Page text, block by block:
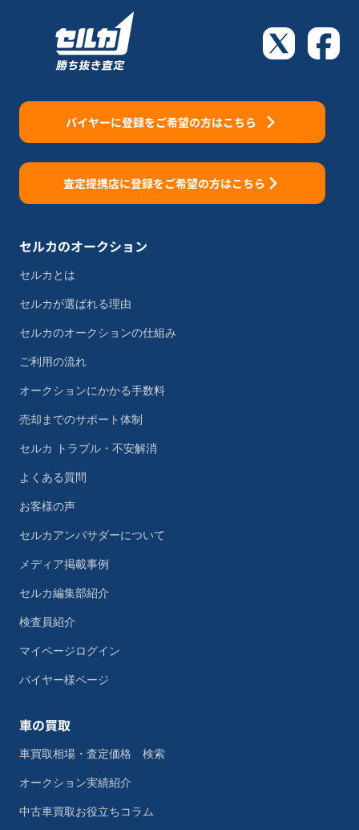
バイヤーに登録をご希望の方はこちら
査定提携店に登録をご希望の方はこちら
セルカのオークション
セルカとは
セルカが選ばれる理由
セルカのオークションの仕組み
ご利用の流れ
オークションにかかる手数料
売却までのサポート体制
セルカ トラブル・不安解消
よくある質問
お客様の声
セルカアンバサダーについて
メディア掲載事例
セルカ編集部紹介
検査員紹介
マイページログイン
バイヤー様ページ
車の買取
車買取相場・査定価格 検索
オークション実績紹介
中古車買取お役立ちコラム